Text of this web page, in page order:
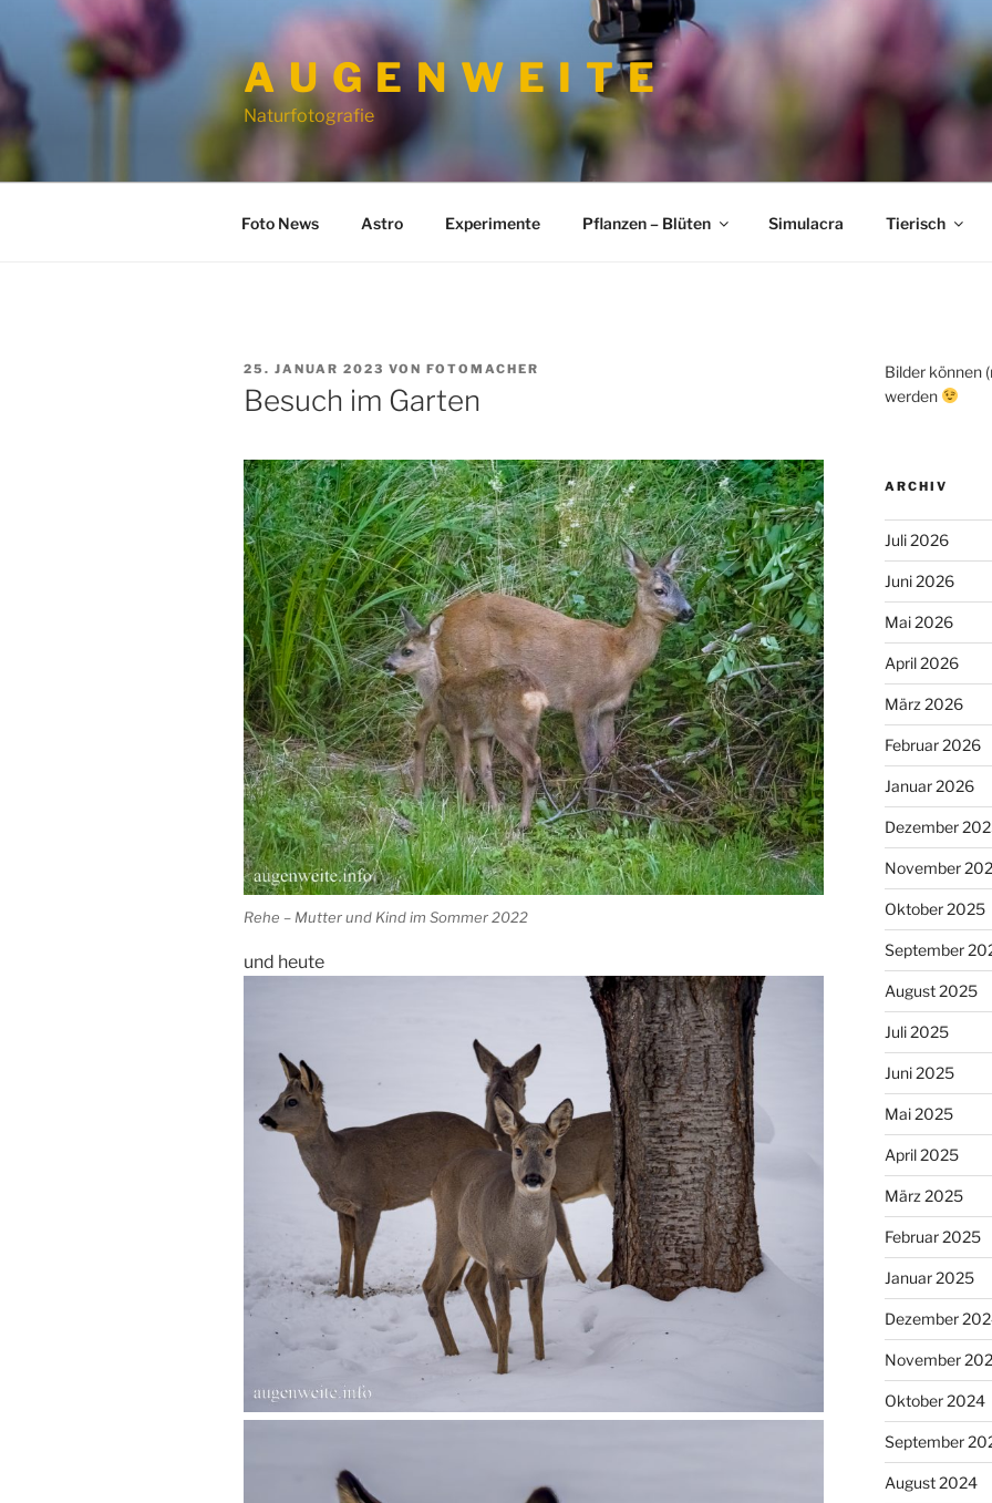
springen
A U G E N W E I T E
Naturfotografie
Foto News Astro Experimente Pflanzen – Blüten Simulacra Tierisch
VERÖFFENTLICHT
AM
25. JANUAR 2023 VON FOTOMACHER
Besuch im Garten
Rehe – Mutter und Kind im Sommer 2022
und heute
Bilder können
werden
ARCHIV
Juli 2026
Juni 2026
Mai 2026
April 2026
März 2026
Februar 2026
Januar 2026
Dezember
November
Oktober 2025
September
August 2025
Juli 2025
Juni 2025
Mai 2025
April 2025
März 2025
Februar 2025
Januar 2025
Dezember
November
Oktober 2024
September
August 2024